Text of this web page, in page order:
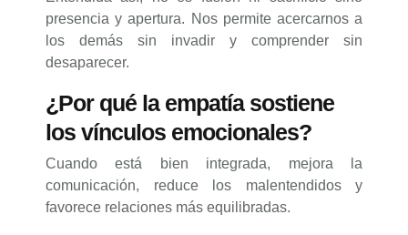
presencia y apertura. Nos permite acercarnos a
los demás sin invadir y comprender sin
desaparecer.
¿Por qué la empatía sostiene
los vínculos emocionales?
Cuando está bien integrada, mejora la
comunicación, reduce los malentendidos y
favorece relaciones más equilibradas.